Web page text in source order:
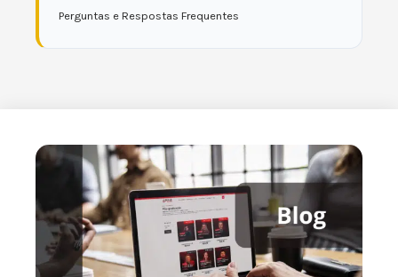
Perguntas e Respostas Frequentes